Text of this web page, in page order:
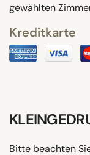
gewählten
Kreditkarte
Bitte beachten